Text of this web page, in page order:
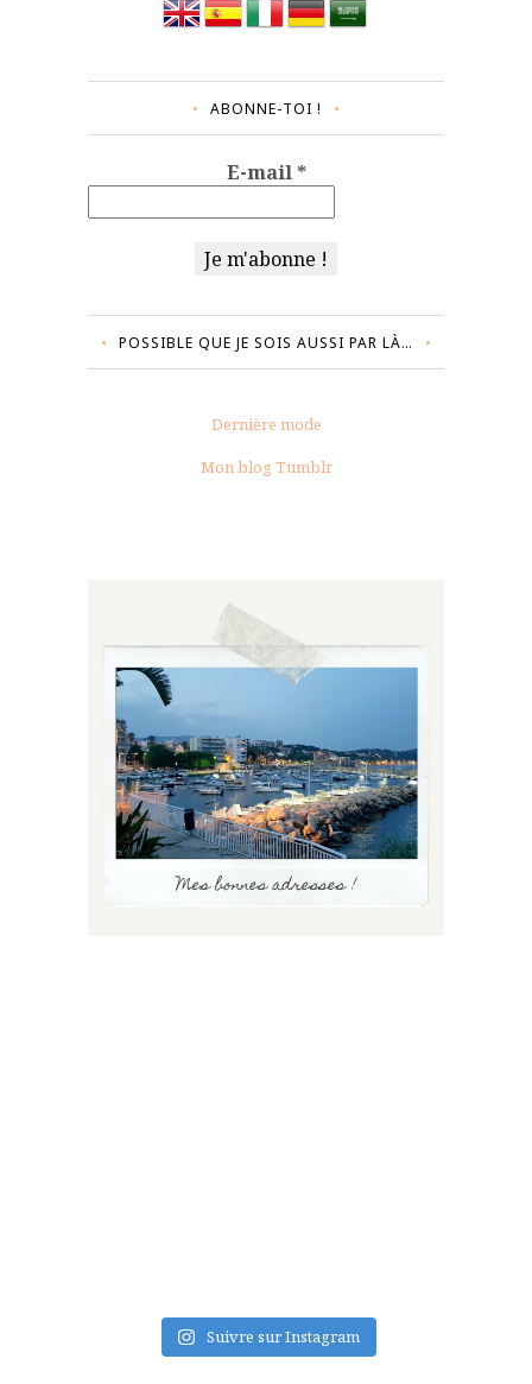
ABONNE-TOI !
E-mail*
POSSIBLE QUE JE SOIS AUSSI PAR LÀ…
Dernière mode
Mon blog Tumblr
Suivre sur Instagram